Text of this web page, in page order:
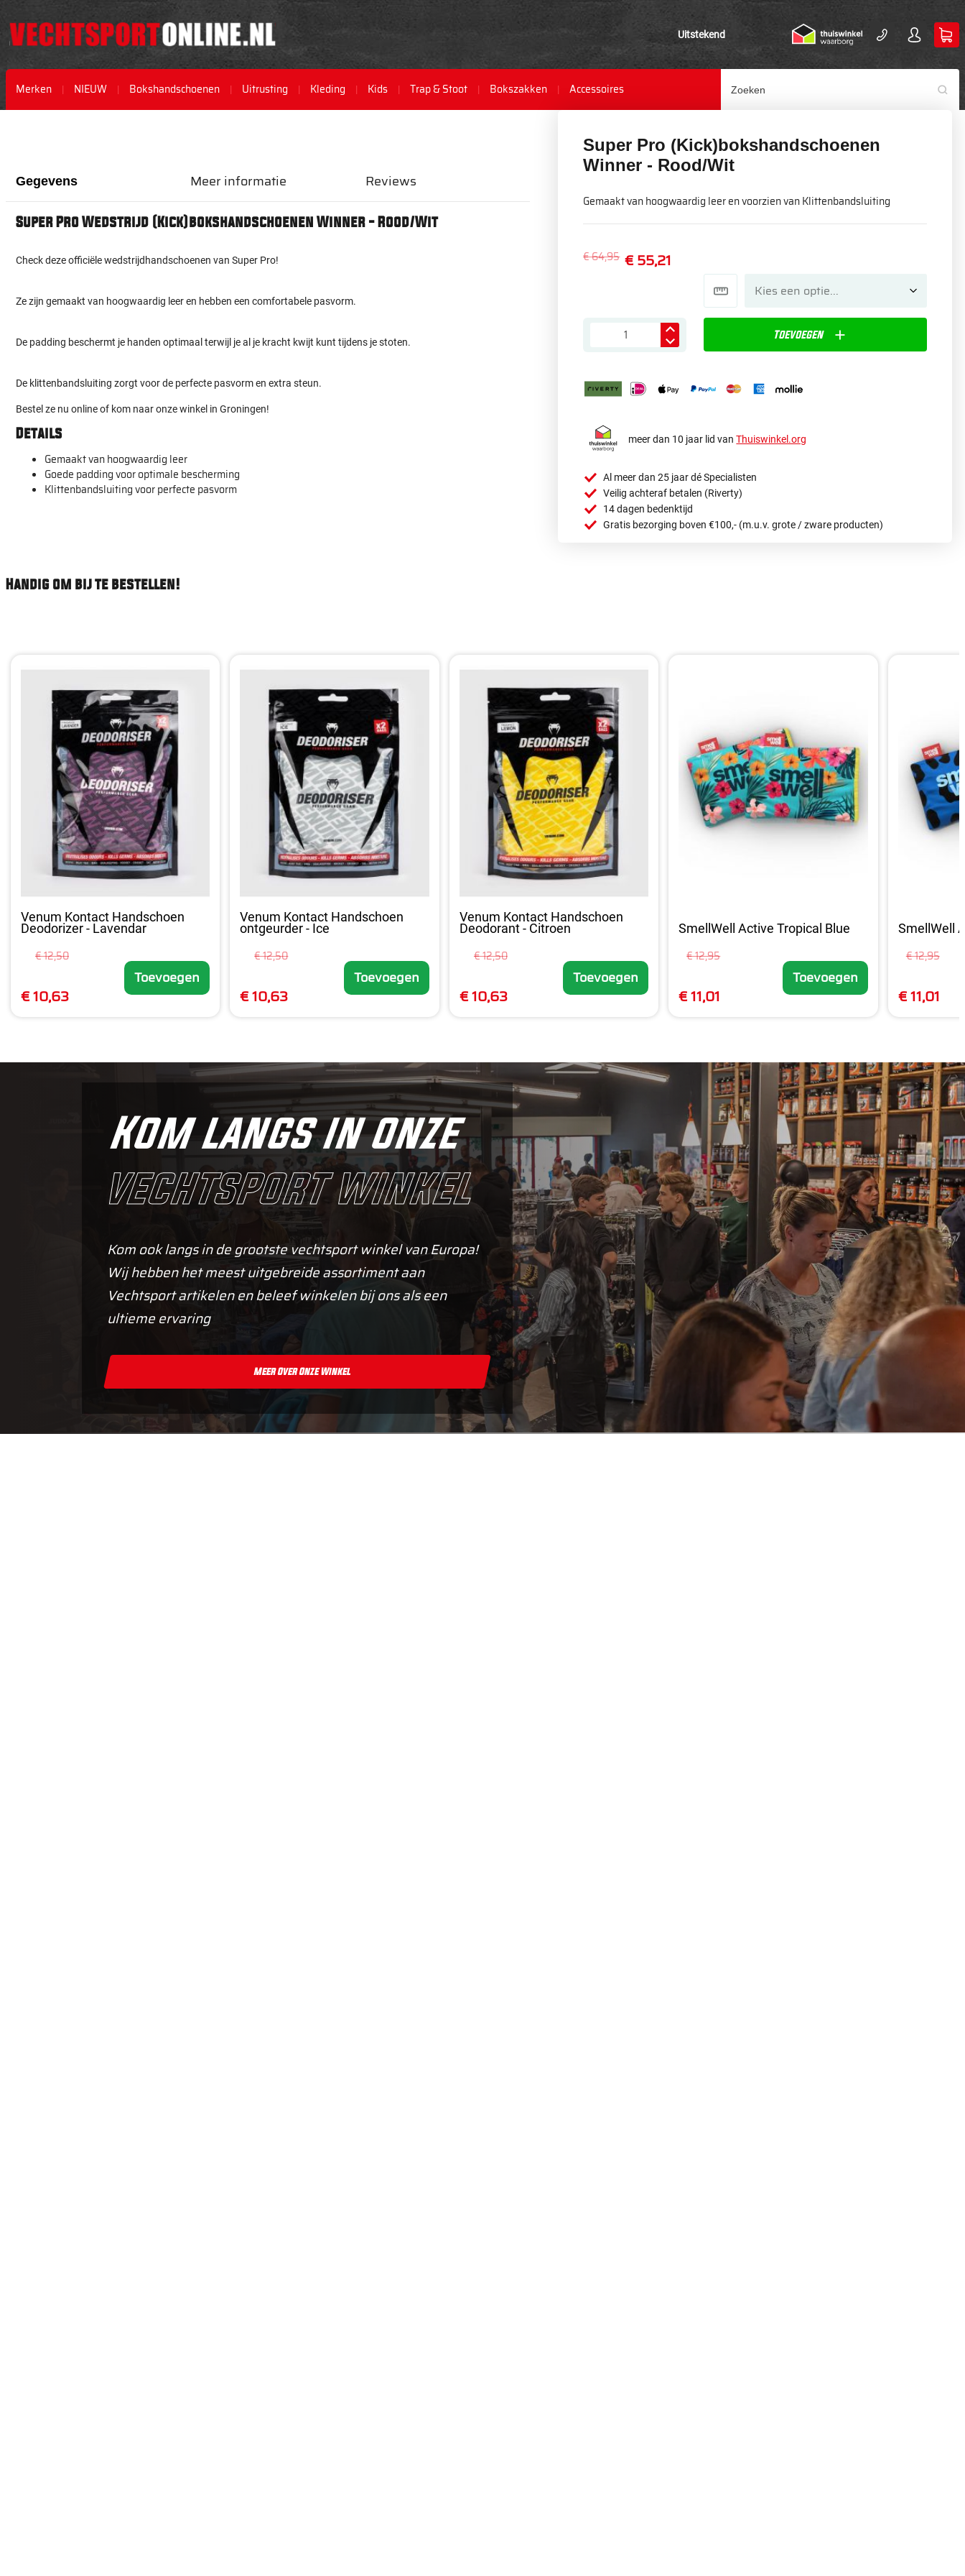
Uitstekend
Merken NIEUW Bokshandschoenen Uitrusting Kleding Kids Trap & Stoot Bokszakken Accessoires
van
gallerij
van
gallerij
Super Pro (Kick)bokshandschoenen
Winner - Rood/Wit
Gemaakt van hoogwaardig leer en voorzien van Klittenbandsluiting
€ 55,21
€ 64,95
Toevoegen
meer dan 10 jaar lid vanThuiswinkel.org
Al meer dan 25 jaar dé Specialisten
Veilig achteraf betalen (Riverty)
14 dagen bedenktijd
Gratis bezorging boven €100,- (m.u.v. grote / zware producten)
Gegevens
Super Pro Wedstrijd (Kick)bokshandschoenen Winner - Rood/Wit
Check deze officiële wedstrijdhandschoenen van Super Pro!
Ze zijn gemaakt van hoogwaardig leer en hebben een comfortabele pasvorm.
De padding beschermt je handen optimaal terwijl je al je kracht kwijt kunt tijdens je stoten.
De klittenbandsluiting zorgt voor de perfecte pasvorm en extra steun.
Bestel ze nu online of kom naar onze winkel in Groningen!
Details
Gemaakt van hoogwaardig leer
Goede padding voor optimale bescherming
Klittenbandsluiting voor perfecte pasvorm
Meer informatie Reviews
Handig om bij te bestellen!
Venum Kontact Handschoen
Deodorizer - Lavendar
€ 12,50
€ 10,63
Toevoegen
Venum Kontact Handschoen
ontgeurder - Ice
€ 12,50
€ 10,63
Toevoegen
Venum Kontact Handschoen
Deodorant - Citroen
€ 12,50
€ 10,63
Toevoegen
SmellWell Active Tropical Blue
€ 12,95
€ 11,01
Toevoegen
SmellWell
€ 12,95
€ 11,01
Kom langs in onze
vechtsport winkel
Kom ook langs in de grootste vechtsport winkel van Europa!
Wij hebben het meest uitgebreide assortiment aan
Vechtsport artikelen en beleef winkelen bij ons als een
ultieme ervaring
Meer Over Onze Winkel